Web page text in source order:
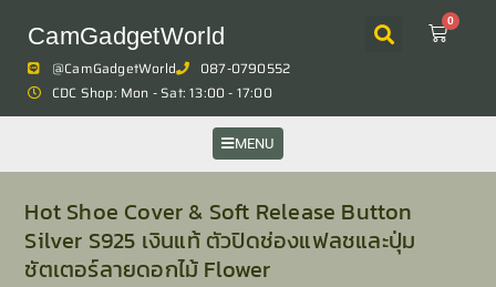
CamGadgetWorld
0
@CamGadgetWorld
087-0790552
CDC Shop: Mon - Sat: 13:00 - 17:00
MENU
Hot Shoe Cover & Soft Release Button
Silver S925 เงินแท้ ตัวปิดช่องแฟลชและปุ่ม
ชัตเตอร์ลายดอกไม้ Flower